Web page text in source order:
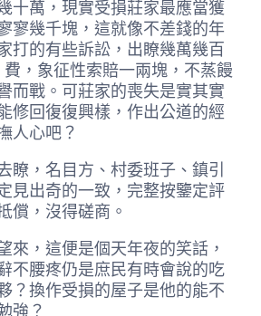
萬，現實受損莊家最應當獲
寥幾千塊，這就像不差錢的年
打的有些訴訟，出瞭幾萬幾百
，象征性索賠一兩塊，不蒸饅
而戰。可莊家的喪失是實其實
修回復復興樣，作出公道的經
人心吧？
，名目方、村委班子、鎮引
見出奇的一致，完整按鑒定評
償，沒得磋商。
，這便是個天年夜的笑話，
不腰疼仍是庶民有時會說的吃
？換作受損的屋子是他的能不
強？